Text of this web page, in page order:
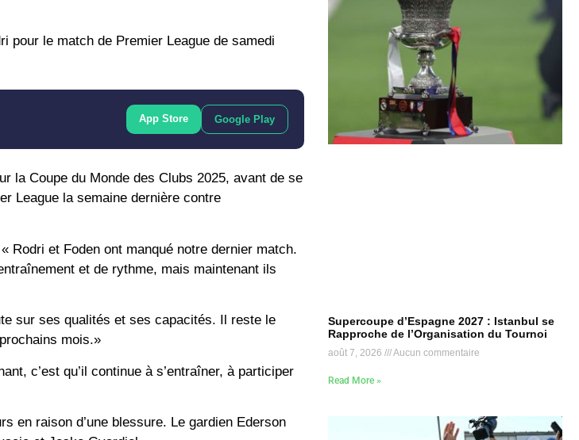
pour le match de Premier League de samedi
App Store Google Play
la Coupe du Monde des Clubs 2025, avant de se
League la semaine dernière contre
Rodri et Foden ont manqué notre dernier match.
et de rythme, mais maintenant ils
sur ses qualités et ses capacités. Il reste le
mois.»
c’est qu’il continue à s’entraîner, à participer
en raison d’une blessure. Le gardien Ederson
Supercoupe d’Espagne 2027 : Istanbul se
Rapproche de l’Organisation du Tournoi
août 7, 2026 Aucun commentaire
Read More »